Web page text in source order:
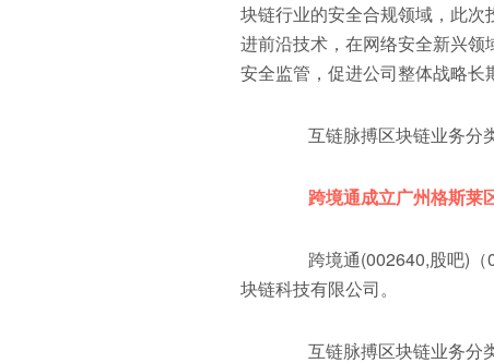
块链行业的安全合规领域，此
进前沿技术，在网络安全新兴
安全监管，促进公司整体战略长
互链脉搏区块链业务分
跨境通成立广州格斯莱
跨境通(002640,股吧)（
块链科技有限公司。
互链脉搏区块链业务分